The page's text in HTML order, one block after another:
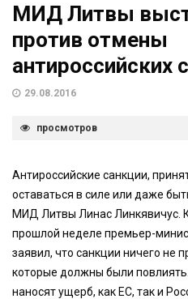
МИД Литвы
против отмены
антироссийских
29.08.2016
просмотров
Антироссийские санкции,
оставаться в силе или даже
МИД Литвы Линас Линкявичус.
прошлой неделе премьер-
заявил, что санкции ничего не
которые должны были
наносят ущерб, как ЕС, так и